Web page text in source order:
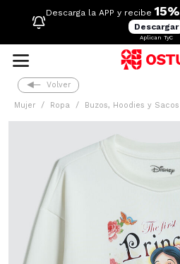
Descarga la APP y recibe 15%
Descargar
Aplican TyC
Volver
Mujer Ropa Buzos, Hoodies y Sacos